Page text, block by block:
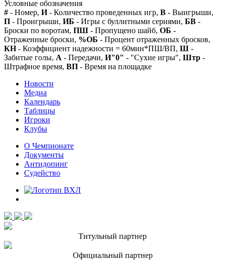
Условные обозначения
# - Номер, И- Количество проведенных игр, В - Выигрыши,
П - Проигрыши, ИБ - Игры с буллитными сериями, БВ -
Броски по воротам, ПШ - Пропущено шайб, ОБ -
Отраженные броски, %ОБ - Процент отраженных бросков,
КН- Коэффициент надежности = 60мин*ПШ/ВП, Ш -
Забитые голы, А - Передачи, И"0" - "Сухие игры", Штр -
Штрафное время, ВП - Время на площадке
Новости
Медиа
Календарь
Таблицы
Игроки
Клубы
О Чемпионате
Документы
Антидопинг
Судейство
Титульный партнер
Официальный партнер